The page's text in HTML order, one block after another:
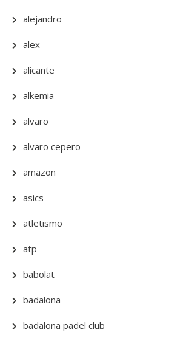
alejandro
alex
alicante
alkemia
alvaro
alvaro cepero
amazon
asics
atletismo
atp
babolat
badalona
badalona padel club